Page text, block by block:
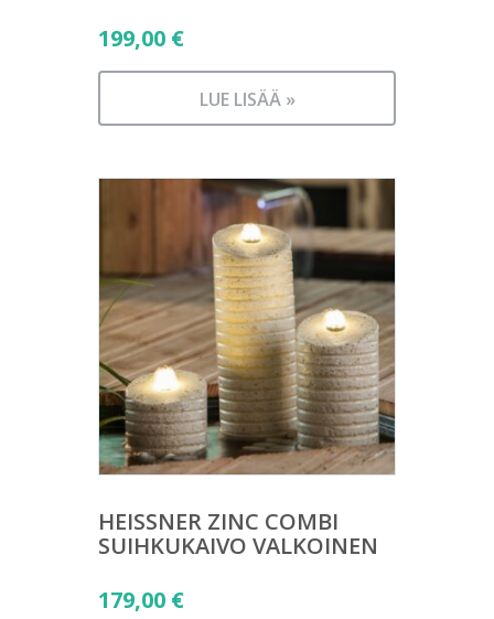
199,00 €
LUE LISÄÄ »
HEISSNER ZINC COMBI
SUIHKUKAIVO VALKOINEN
179,00 €